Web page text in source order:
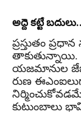
అద్దె కట్టే
ప్రస్తుతం
తాకుతున్నాయి.
యజమానుల
రుణ
కుటుంబాలు